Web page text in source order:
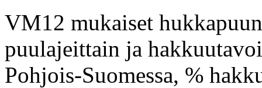
VM12 mukaiset
puulajeittain ja
Pohjois-Suomessa, %